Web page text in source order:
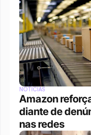
NOTÍCIAS
Amazon
diante de
nas redes